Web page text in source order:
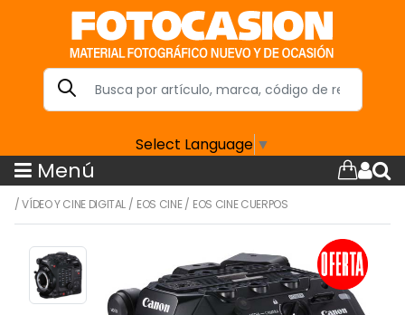
Select Language ▼
Menú
/VÍDEO Y CINE DIGITAL / EOS CINE/ EOS CINE CUERPOS